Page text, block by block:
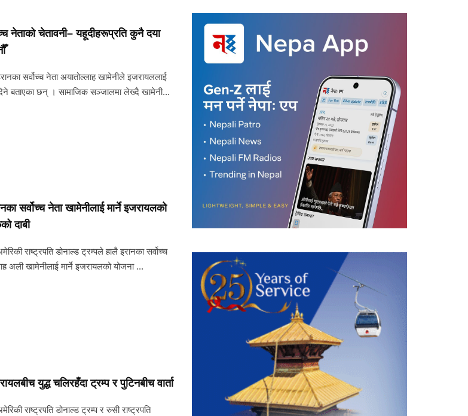
नेताको चेतावनी– यहूदीहरूप्रति कुनै दया
सर्वोच्च नेता अयातोल्लाह खामेनीले इजरायललाई
बताएका छन् । सामाजिक सञ्जालमा लेख्दै खामेनी...
सर्वोच्च नेता खामेनीलाई मार्ने इजरायलको
दाबी
राष्ट्रपति डोनाल्ड ट्रम्पले हालै इरानका सर्वोच्च
अली खामेनीलाई मार्ने इजरायलको योजना ...
युद्ध चलिरहँदा ट्रम्प र पुटिनबीच वार्ता
राष्ट्रपति डोनाल्ड ट्रम्प र रुसी राष्ट्रपति